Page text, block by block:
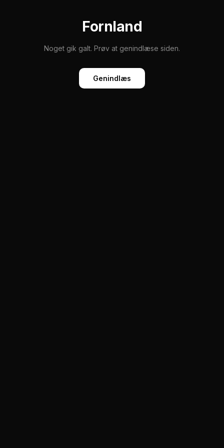
Fornland
Noget gik galt. Prøv at genindlæse siden.
Genindlæs